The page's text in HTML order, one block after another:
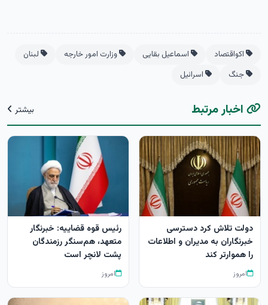
اکواقتصاد اسماعیل بقایی وزارت امور خارجه
لبنان
جنگ
اسرائیل
اخبار مرتبط بیشتر
دولت تلاش کرد دسترسی
خبرنگاران به مدیران و اطلاعات
را هموارتر کند
امروز
رئیس قوه قضاییه: خبرنگار
متعهد، هم‌سنگر رزمندگان
پشت لانچر است
امروز